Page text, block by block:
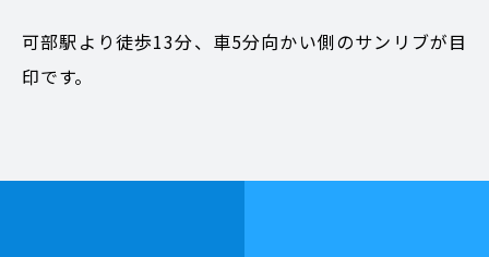
可部駅より徒歩13分、車5分向かい側のサンリブが目
印です。